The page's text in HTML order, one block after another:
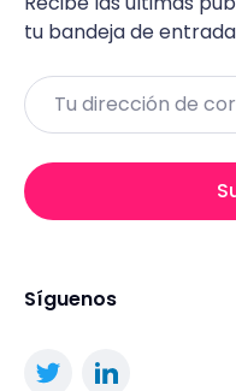
tu bandeja de
Email
Síguenos